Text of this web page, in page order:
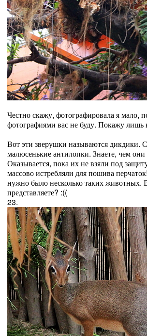
Честно скажу, фотографировала я мало,
фотографиями вас не буду. Покажу лишь
Вот эти зверушки называются дикдики.
малюсенькие антилопки. Знаете, чем
Оказывается, пока их не взяли под
массово истребляли для пошива
нужно было несколько таких животных.
представляете? :((
23.